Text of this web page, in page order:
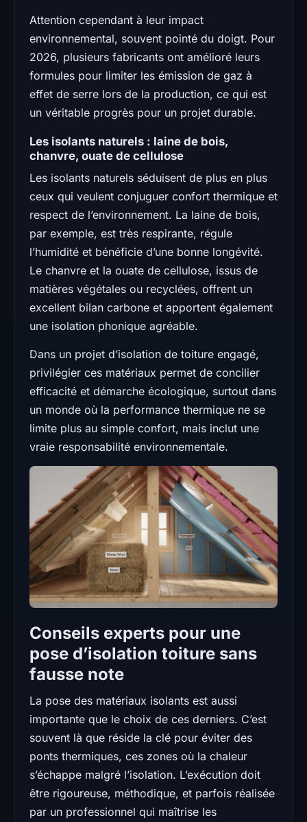
Attention cependant à leur impact
environnemental, souvent pointé du doigt. Pour
2026, plusieurs fabricants ont amélioré leurs
formules pour limiter les émission de gaz à
effet de serre lors de la production, ce qui est
un véritable progrès pour un projet durable.
Les isolants naturels : laine de bois,
chanvre, ouate de cellulose
Les isolants naturels séduisent de plus en plus
ceux qui veulent conjuguer confort thermique et
respect de l’environnement. La laine de bois,
par exemple, est très respirante, régule
l’humidité et bénéficie d’une bonne longévité.
Le chanvre et la ouate de cellulose, issus de
matières végétales ou recyclées, offrent un
excellent bilan carbone et apportent également
une isolation phonique agréable.
Dans un projet d’isolation de toiture engagé,
privilégier ces matériaux permet de concilier
efficacité et démarche écologique, surtout dans
un monde où la performance thermique ne se
limite plus au simple confort, mais inclut une
vraie responsabilité environnementale.
Conseils experts pour une
pose d’isolation toiture sans
fausse note
La pose des matériaux isolants est aussi
importante que le choix de ces derniers. C’est
souvent là que réside la clé pour éviter des
ponts thermiques, ces zones où la chaleur
s’échappe malgré l’isolation. L’exécution doit
être rigoureuse, méthodique, et parfois réalisée
par un professionnel qui maîtrise les